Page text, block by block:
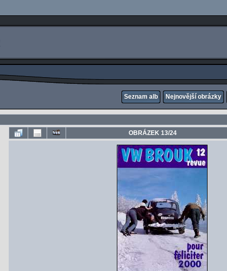
Seznam alb Nejnovější obrázky
OBRÁZEK 13/24